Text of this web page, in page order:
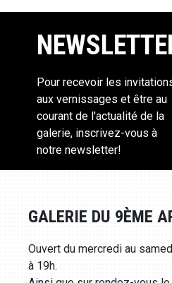
Pour recevoir les
aux vernissages et être au
courant de l'actualité de la
galerie, inscrivez-vous à
notre newsletter!
GALERIE DU 9ÈME
Ouvert du mercredi au
à 19h.